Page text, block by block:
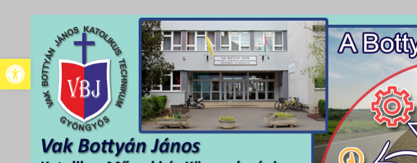
Eszköztár megnyitása